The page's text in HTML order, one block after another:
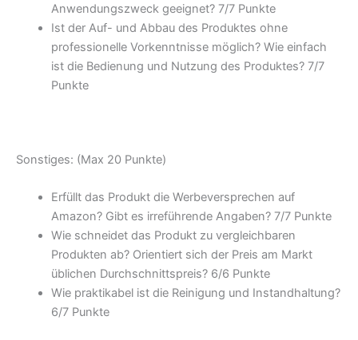
Anwendungszweck geeignet? 7/7 Punkte
Ist der Auf- und Abbau des Produktes ohne
professionelle Vorkenntnisse möglich? Wie einfach
ist die Bedienung und Nutzung des Produktes? 7/7
Punkte
Sonstiges: (Max 20 Punkte)
Erfüllt das Produkt die Werbeversprechen auf
Amazon? Gibt es irreführende Angaben? 7/7 Punkte
Wie schneidet das Produkt zu vergleichbaren
Produkten ab? Orientiert sich der Preis am Markt
üblichen Durchschnittspreis? 6/6 Punkte
Wie praktikabel ist die Reinigung und Instandhaltung?
6/7 Punkte